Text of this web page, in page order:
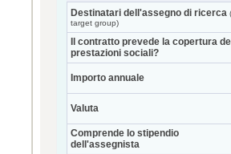
Destinatari dell'assegno di ricerca
target group)
Il contratto prevede la copertura
prestazioni sociali?
Importo annuale
Valuta
Comprende lo stipendio
dell'assegnista